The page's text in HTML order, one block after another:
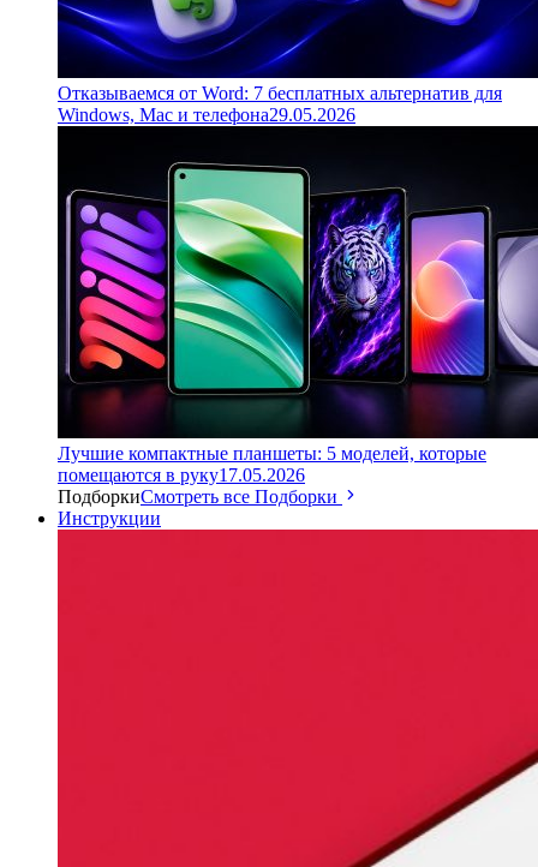
Отказываемся от Word: 7 бесплатных альтернатив для
Windows, Mac и телефона29.05.2026
Лучшие компактные планшеты: 5 моделей, которые
помещаются в руку17.05.2026
ПодборкиСмотреть все Подборки
Инструкции